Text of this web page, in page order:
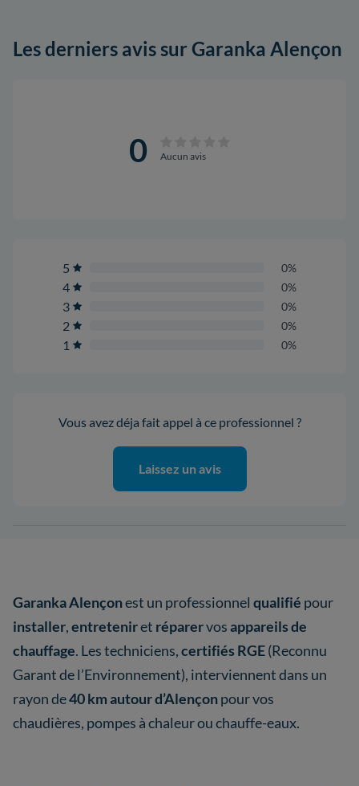
Les derniers avis sur Garanka Alençon
0 Aucun avis
5 0%
4 0%
3 0%
2 0%
1 0%
Vous avez déja fait appel à ce professionnel ?
Laissez un avis
Garanka Alençonest un professionnel qualifié pour
installer,entreteniret réparervosappareils de
chauffage. Les techniciens,certifiés RGE(Reconnu
Garant de l’Environnement), interviennent dans un
rayon de40 km autour d’Alençonpour vos
chaudières, pompes à chaleur ou chauffe-eaux.